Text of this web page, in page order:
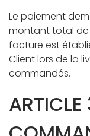
Le paiement
montant total de
facture est
Client lors de la
commandés.